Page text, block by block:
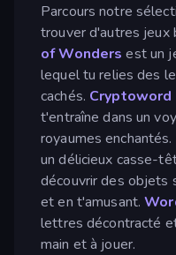
Parcours notre
trouver d'autres jeux
of Wonders est un
lequel tu relies des
cachés. Cryptoword
t'entraîne dans un
royaumes enchantés.
un délicieux casse-
découvrir des
et en t'amusant.
lettres décontracté
main et à jouer.